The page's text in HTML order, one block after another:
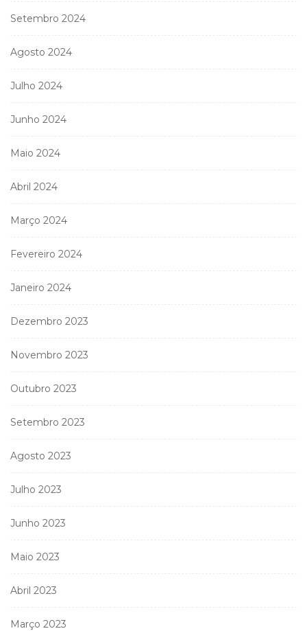
Setembro 2024
Agosto 2024
Julho 2024
Junho 2024
Maio 2024
Abril 2024
Março 2024
Fevereiro 2024
Janeiro 2024
Dezembro 2023
Novembro 2023
Outubro 2023
Setembro 2023
Agosto 2023
Julho 2023
Junho 2023
Maio 2023
Abril 2023
Março 2023